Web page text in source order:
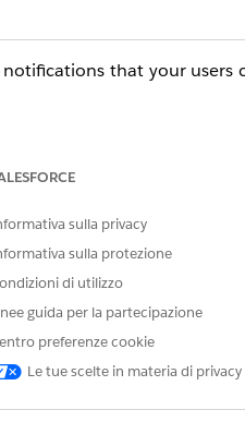
that your users
sulla privacy
sulla protezione
di utilizzo
guida per la partecipazione
preferenze cookie
Le tue scelte in materia di privacy